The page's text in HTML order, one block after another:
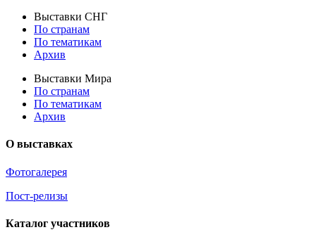
Выставки СНГ
По странам
По тематикам
Архив
Выставки Мира
По странам
По тематикам
Архив
О выставках
Фотогалерея
Пост-релизы
Каталог участников